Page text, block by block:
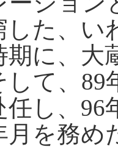
した、い
期に、大
して、89
任し、
月を務め